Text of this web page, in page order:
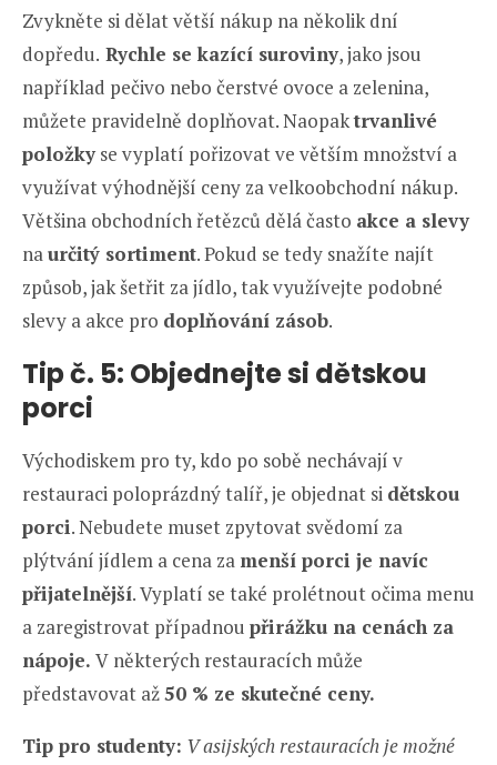
Zvykněte si dělat větší nákup na několik dní
dopředu. Rychle se kazící suroviny, jako jsou
například pečivo nebo čerstvé ovoce a zelenina,
můžete pravidelně doplňovat. Naopaktrvanlivé
položkyse vyplatí pořizovat ve větším množství a
využívat výhodnější ceny za velkoobchodní nákup.
Většina obchodních řetězců dělá často akce a slevy
naurčitý sortiment. Pokud se tedy snažíte najít
způsob, jak šetřit za jídlo, tak využívejte podobné
slevy a akce pro doplňování zásob.
Tip č. 5: Objednejte si dětskou
porci
Východiskem pro ty, kdo po sobě nechávají v
restauraci poloprázdný talíř, je objednat si dětskou
porci. Nebudete muset zpytovat svědomí za
plýtvání jídlem a cena za menší porci je navíc
přijatelnější. Vyplatí se také prolétnout očima menu
a zaregistrovat případnou přirážku na cenách za
nápoje. V některých restauracích může
představovat až50 % ze skutečné ceny.
Tip pro studenty: V asijských restauracích je možné